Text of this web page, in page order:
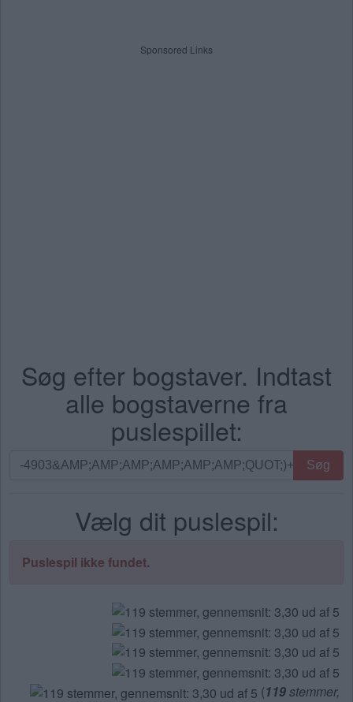
Sponsored Links
Søg efter bogstaver. Indtast
alle bogstaverne fra
puslespillet:
Søg
bogstaverne
Søg
Vælg dit puslespil:
Puslespil ikke fundet.
(119stemmer,